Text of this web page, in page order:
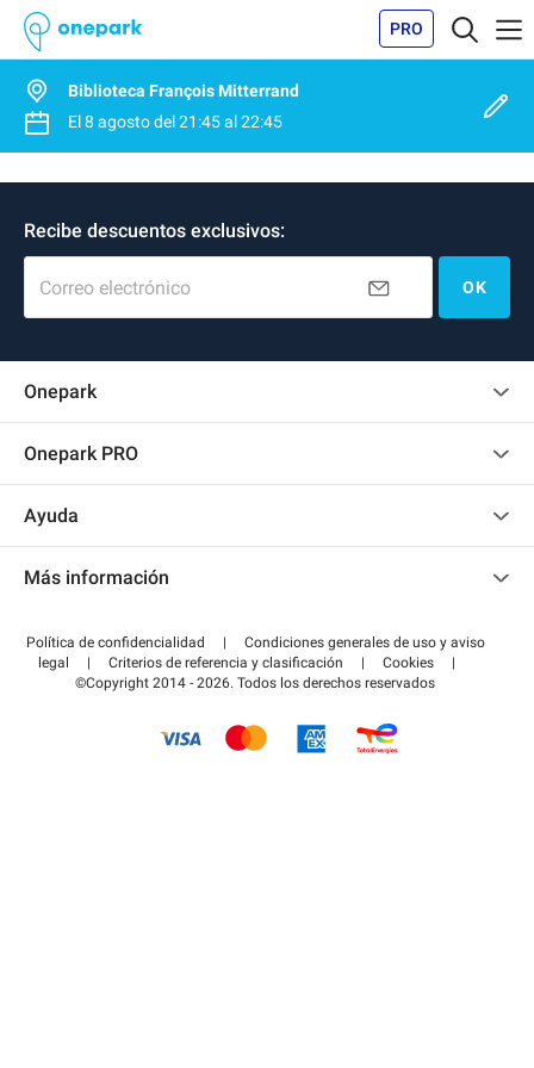
PRO
Biblioteca François Mitterrand
El8 agostodel21:45al22:45
Recibe descuentos exclusivos:
Correo electrónico OK
Onepark
Onepark PRO
Convertirse en colaborador
Acceder a mi área de colaborador
Ayuda
Pagar el aparcamiento FLOW
Más información
Guía de estacionamiento
Política de confidencialidad |
Condiciones generales de uso y aviso
legal
| Criterios de referencia y clasificación | Cookies
|
©Copyright 2014 - 2026. Todos los derechos reservados